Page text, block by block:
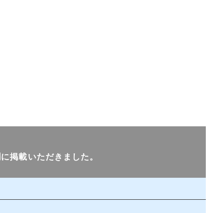
掲載いただきました。